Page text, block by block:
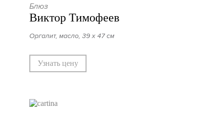
Блюз
Виктор Тимофеев
Оргалит, масло, 39 х 47 см
Узнать цену